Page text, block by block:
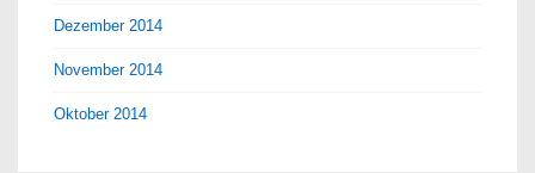
Dezember 2014
November 2014
Oktober 2014